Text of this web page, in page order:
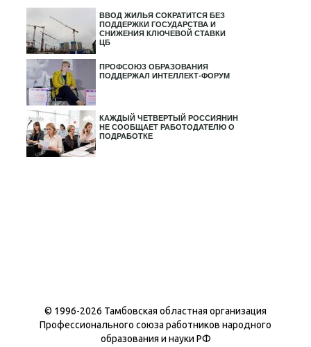
ВВОД ЖИЛЬЯ СОКРАТИТСЯ БЕЗ
ПОДДЕРЖКИ ГОСУДАРСТВА И
СНИЖЕНИЯ КЛЮЧЕВОЙ СТАВКИ
ЦБ
ПРОФСОЮЗ ОБРАЗОВАНИЯ
ПОДДЕРЖАЛ ИНТЕЛЛЕКТ-ФОРУМ
КАЖДЫЙ ЧЕТВЕРТЫЙ РОССИЯНИН
НЕ СООБЩАЕТ РАБОТОДАТЕЛЮ О
ПОДРАБОТКЕ
© 1996-2026 Тамбовская областная организация
Профессионального союза работников народного
образования и науки РФ